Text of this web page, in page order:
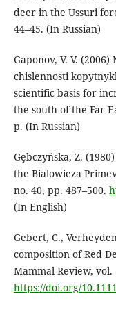
deer in the Ussuri
44–45. (In Russian)
Gaponov, V. V.
chislennosti
scientific basis for
the south of the Far
p. (In Russian)
Gȩbczyňska, Z.
the Bialowieza
no. 40, pp. 487–500.
(In English)
Gebert, C.,
composition of Red
Mammal Review, vol.
https://doi.org/